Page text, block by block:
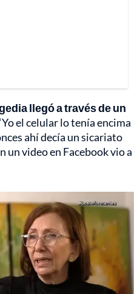
llegó a través de un
el celular lo tenía encima
ahí decía un sicariato
un video en Facebook vio a